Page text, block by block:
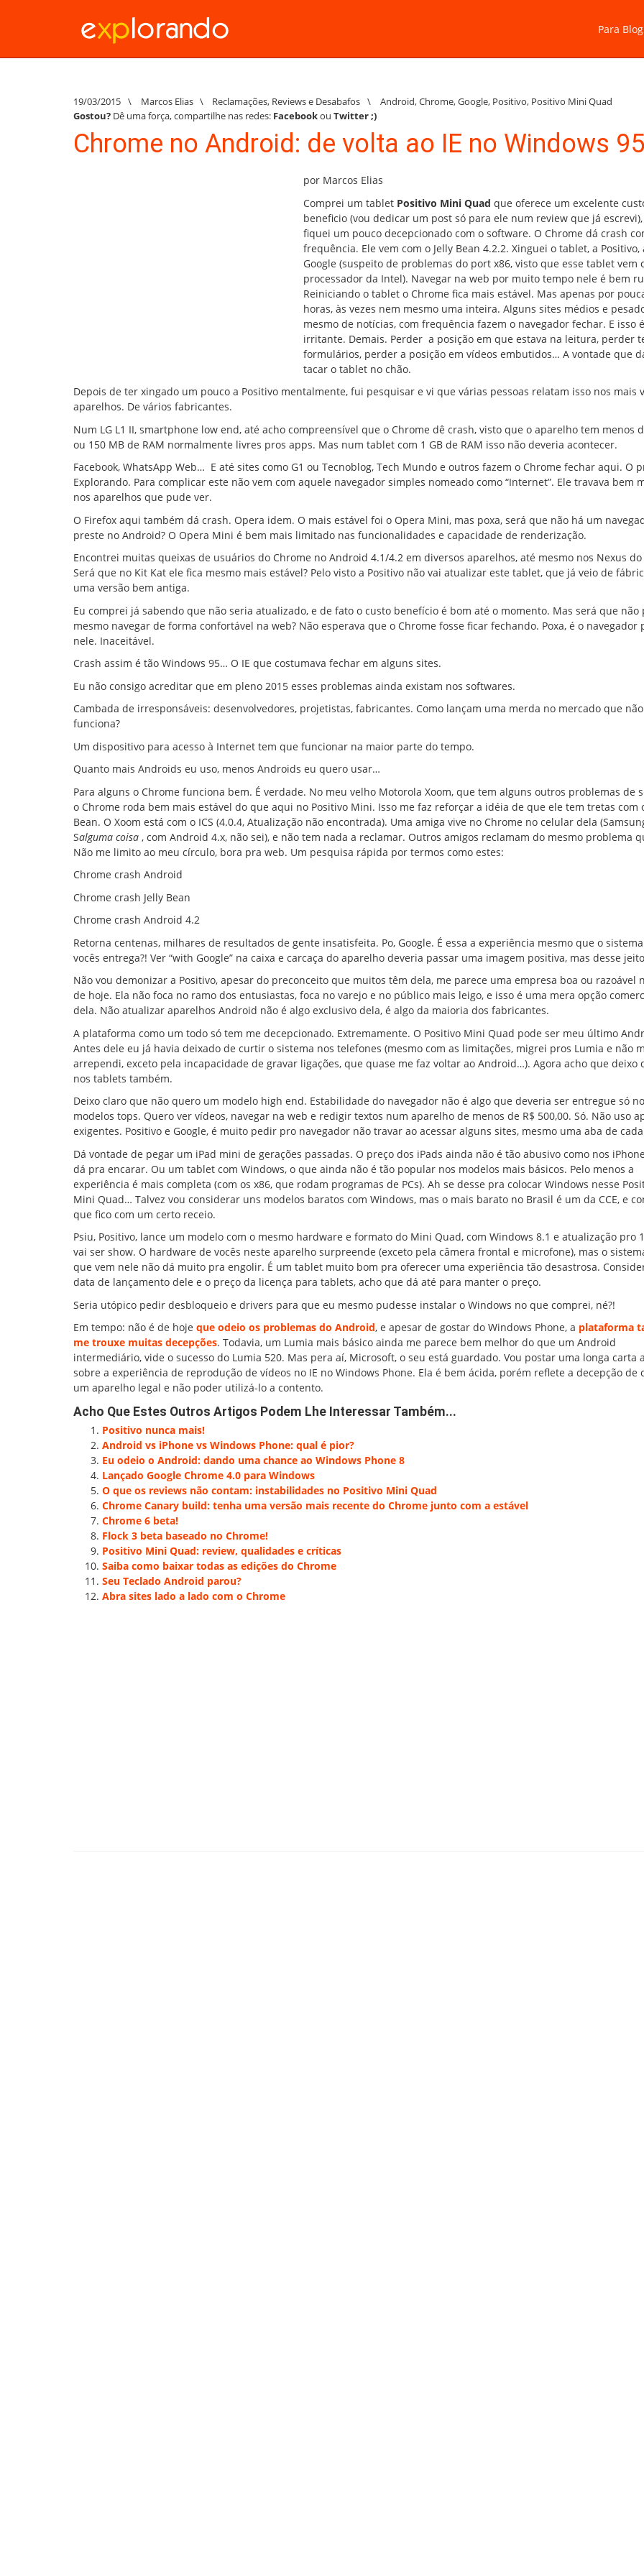
Para
19/03/2015 \ Marcos Elias \ Reclamações, Reviews e Desabafos \ Android,Chrome,Google, Positivo, Positivo Mini Quad
Gostou? Dê uma força, compartilhe nas redes: Facebookou Twitter;)
Chrome no Android: de volta ao IE no Windows 95
por Marcos Elias
Comprei um tablet Positivo Mini Quad que oferece um excelente
beneficio (vou dedicar um post só para ele num review que já
fiquei um pouco decepcionado com o software. O Chrome dá crash
frequência. Ele vem com o Jelly Bean 4.2.2. Xinguei o tablet, a Positivo,
Google (suspeito de problemas do port x86, visto que esse tablet vem
processador da Intel). Navegar na web por muito tempo nele é bem
Reiniciando o tablet o Chrome fica mais estável. Mas apenas por
horas, às vezes nem mesmo uma inteira. Alguns sites médios e
mesmo de notícias, com frequência fazem o navegador fechar. E isso é
irritante. Demais. Perder a posição em que estava na leitura, perder
formulários, perder a posição em vídeos embutidos… A vontade que
tacar o tablet no chão.
Depois de ter xingado um pouco a Positivo mentalmente, fui pesquisar e vi que várias pessoas relatam isso nos mais
aparelhos. De vários fabricantes.
Num LG L1 II, smartphone low end, até acho compreensível que o Chrome dê crash, visto que o aparelho tem menos
ou 150 MB de RAM normalmente livres pros apps. Mas num tablet com 1 GB de RAM isso não deveria acontecer.
Facebook, WhatsApp Web… E até sites como G1 ou Tecnoblog, Tech Mundo e outros fazem o Chrome fechar aqui. O
Explorando. Para complicar este não vem com aquele navegador simples nomeado como “Internet”. Ele travava bem
nos aparelhos que pude ver.
O Firefox aqui também dá crash. Opera idem. O mais estável foi o Opera Mini, mas poxa, será que não há um
preste no Android? O Opera Mini é bem mais limitado nas funcionalidades e capacidade de renderização.
Encontrei muitas queixas de usuários do Chrome no Android 4.1/4.2 em diversos aparelhos, até mesmo nos Nexus do
Será que no Kit Kat ele fica mesmo mais estável? Pelo visto a Positivo não vai atualizar este tablet, que já veio de
uma versão bem antiga.
Eu comprei já sabendo que não seria atualizado, e de fato o custo benefício é bom até o momento. Mas será que não
mesmo navegar de forma confortável na web? Não esperava que o Chrome fosse ficar fechando. Poxa, é o navegador
nele. Inaceitável.
Crash assim é tão Windows 95… O IE que costumava fechar em alguns sites.
Eu não consigo acreditar que em pleno 2015 esses problemas ainda existam nos softwares.
Cambada de irresponsáveis: desenvolvedores, projetistas, fabricantes. Como lançam uma merda no mercado que não
funciona?
Um dispositivo para acesso à Internet tem que funcionar na maior parte do tempo.
Quanto mais Androids eu uso, menos Androids eu quero usar…
Para alguns o Chrome funciona bem. É verdade. No meu velho Motorola Xoom, que tem alguns outros problemas de
o Chrome roda bem mais estável do que aqui no Positivo Mini. Isso me faz reforçar a idéia de que ele tem tretas com
Bean. O Xoom está com o ICS (4.0.4, Atualização não encontrada). Uma amiga vive no Chrome no celular dela
Salguma coisa , com Android 4.x, não sei), e não tem nada a reclamar. Outros amigos reclamam do mesmo problema
Não me limito ao meu círculo, bora pra web. Um pesquisa rápida por termos como estes:
Chrome crash Android
Chrome crash Jelly Bean
Chrome crash Android 4.2
Retorna centenas, milhares de resultados de gente insatisfeita. Po, Google. É essa a experiência mesmo que o
vocês entrega?! Ver “with Google” na caixa e carcaça do aparelho deveria passar uma imagem positiva, mas desse
Não vou demonizar a Positivo, apesar do preconceito que muitos têm dela, me parece uma empresa boa ou razoável
de hoje. Ela não foca no ramo dos entusiastas, foca no varejo e no público mais leigo, e isso é uma mera opção
dela. Não atualizar aparelhos Android não é algo exclusivo dela, é algo da maioria dos fabricantes.
A plataforma como um todo só tem me decepcionado. Extremamente. O Positivo Mini Quad pode ser meu último
Antes dele eu já havia deixado de curtir o sistema nos telefones (mesmo com as limitações, migrei pros Lumia e não
arrependi, exceto pela incapacidade de gravar ligações, que quase me faz voltar ao Android…). Agora acho que deixo
nos tablets também.
Deixo claro que não quero um modelo high end. Estabilidade do navegador não é algo que deveria ser entregue só
modelos tops. Quero ver vídeos, navegar na web e redigir textos num aparelho de menos de R$ 500,00. Só. Não uso
exigentes. Positivo e Google, é muito pedir pro navegador não travar ao acessar alguns sites, mesmo uma aba de cada
Dá vontade de pegar um iPad mini de gerações passadas. O preço dos iPads ainda não é tão abusivo como nos
dá pra encarar. Ou um tablet com Windows, o que ainda não é tão popular nos modelos mais básicos. Pelo menos a
experiência é mais completa (com os x86, que rodam programas de PCs). Ah se desse pra colocar Windows nesse
Mini Quad… Talvez vou considerar uns modelos baratos com Windows, mas o mais barato no Brasil é um da CCE, e
que fico com um certo receio.
Psiu, Positivo, lance um modelo com o mesmo hardware e formato do Mini Quad, com Windows 8.1 e atualização pro
vai ser show. O hardware de vocês neste aparelho surpreende (exceto pela câmera frontal e microfone), mas o
que vem nele não dá muito pra engolir. É um tablet muito bom pra oferecer uma experiência tão desastrosa.
data de lançamento dele e o preço da licença para tablets, acho que dá até para manter o preço.
Seria utópico pedir desbloqueio e drivers para que eu mesmo pudesse instalar o Windows no que comprei, né?!
Em tempo: não é de hoje que odeio os problemas do Android, e apesar de gostar do Windows Phone, a plataforma
me trouxe muitas decepções. Todavia, um Lumia mais básico ainda me parece bem melhor do que um Android
intermediário, vide o sucesso do Lumia 520. Mas pera aí, Microsoft, o seu está guardado. Vou postar uma longa carta
sobre a experiência de reprodução de vídeos no IE no Windows Phone. Ela é bem ácida, porém reflete a decepção de
um aparelho legal e não poder utilizá-lo a contento.
Acho Que Estes Outros Artigos Podem Lhe Interessar Também...
Positivo nunca mais!
Android vs iPhone vs Windows Phone: qual é pior?
Eu odeio o Android: dando uma chance ao Windows Phone 8
Lançado Google Chrome 4.0 para Windows
O que os reviews não contam: instabilidades no Positivo Mini Quad
Chrome Canary build: tenha uma versão mais recente do Chrome junto com a estável
Chrome 6 beta!
Flock 3 beta baseado no Chrome!
Positivo Mini Quad: review, qualidades e críticas
Saiba como baixar todas as edições do Chrome
Seu Teclado Android parou?
Abra sites lado a lado com o Chrome